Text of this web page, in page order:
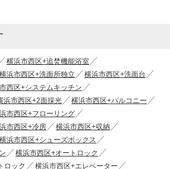
横浜市西区+追焚機能浴室
横浜市西区+洗面所独立
横浜市西区+洗面台
西区+システムキッチン
浜市西区+2面採光
横浜市西区+バルコニー
市西区+フローリング
市西区+冷房
横浜市西区+収納
横浜市西区+シューズボックス
横浜市西区+オートロック
ロック
横浜市西区+エレベーター